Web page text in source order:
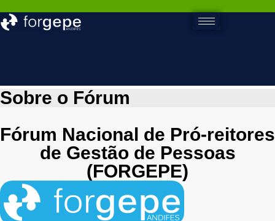
Sobre o Fórum
Fórum Nacional de Pró-reitores
de Gestão de Pessoas
(FORGEPE)